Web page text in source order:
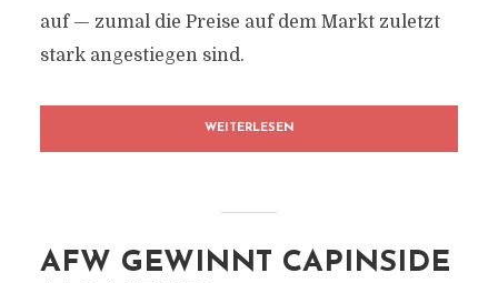
auf — zumal die Preise auf dem Markt zuletzt
stark angestiegen sind.
WEITERLESEN
AFW GEWINNT CAPINSIDE